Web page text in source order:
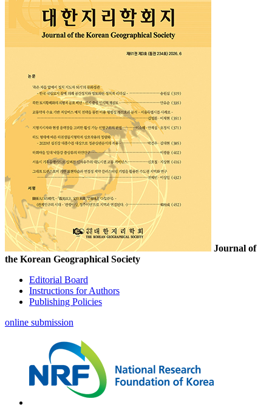
Journal of
the Korean Geographical Society
Editorial Board
Instructions for Authors
Publishing Policies
online submission